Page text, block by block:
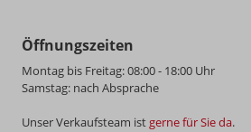
Öffnungszeiten
Montag bis Freitag: 08:00 - 18:00 Uhr
Samstag: nach Absprache
Unser Verkaufsteam ist gerne für Sie da.